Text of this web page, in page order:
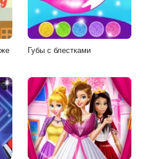
Губы с блестками